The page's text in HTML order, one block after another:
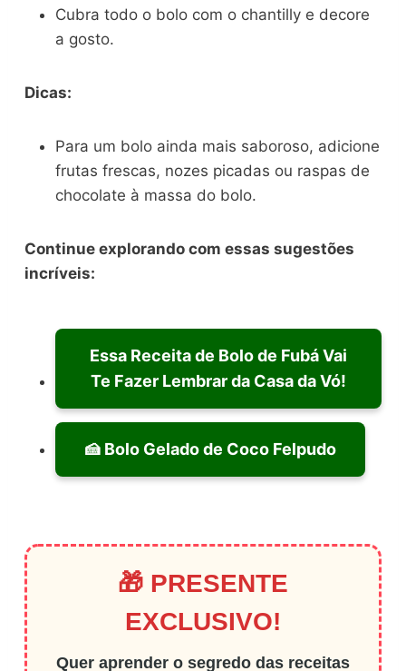
Cubra todo o bolo com o chantilly e decore
a gosto.
Dicas:
Para um bolo ainda mais saboroso, adicione
frutas frescas, nozes picadas ou raspas de
chocolate à massa do bolo.
Continue explorando com essas sugestões
incríveis:
Essa Receita de Bolo de Fubá Vai
Te Fazer Lembrar da Casa da Vó!
🍰 Bolo Gelado de Coco Felpudo
🎁 PRESENTE
EXCLUSIVO!
Quer aprender o segredo das receitas